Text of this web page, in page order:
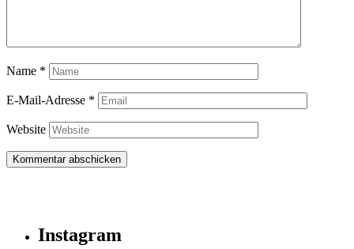
Name *
E-Mail-Adresse *
Website
Instagram